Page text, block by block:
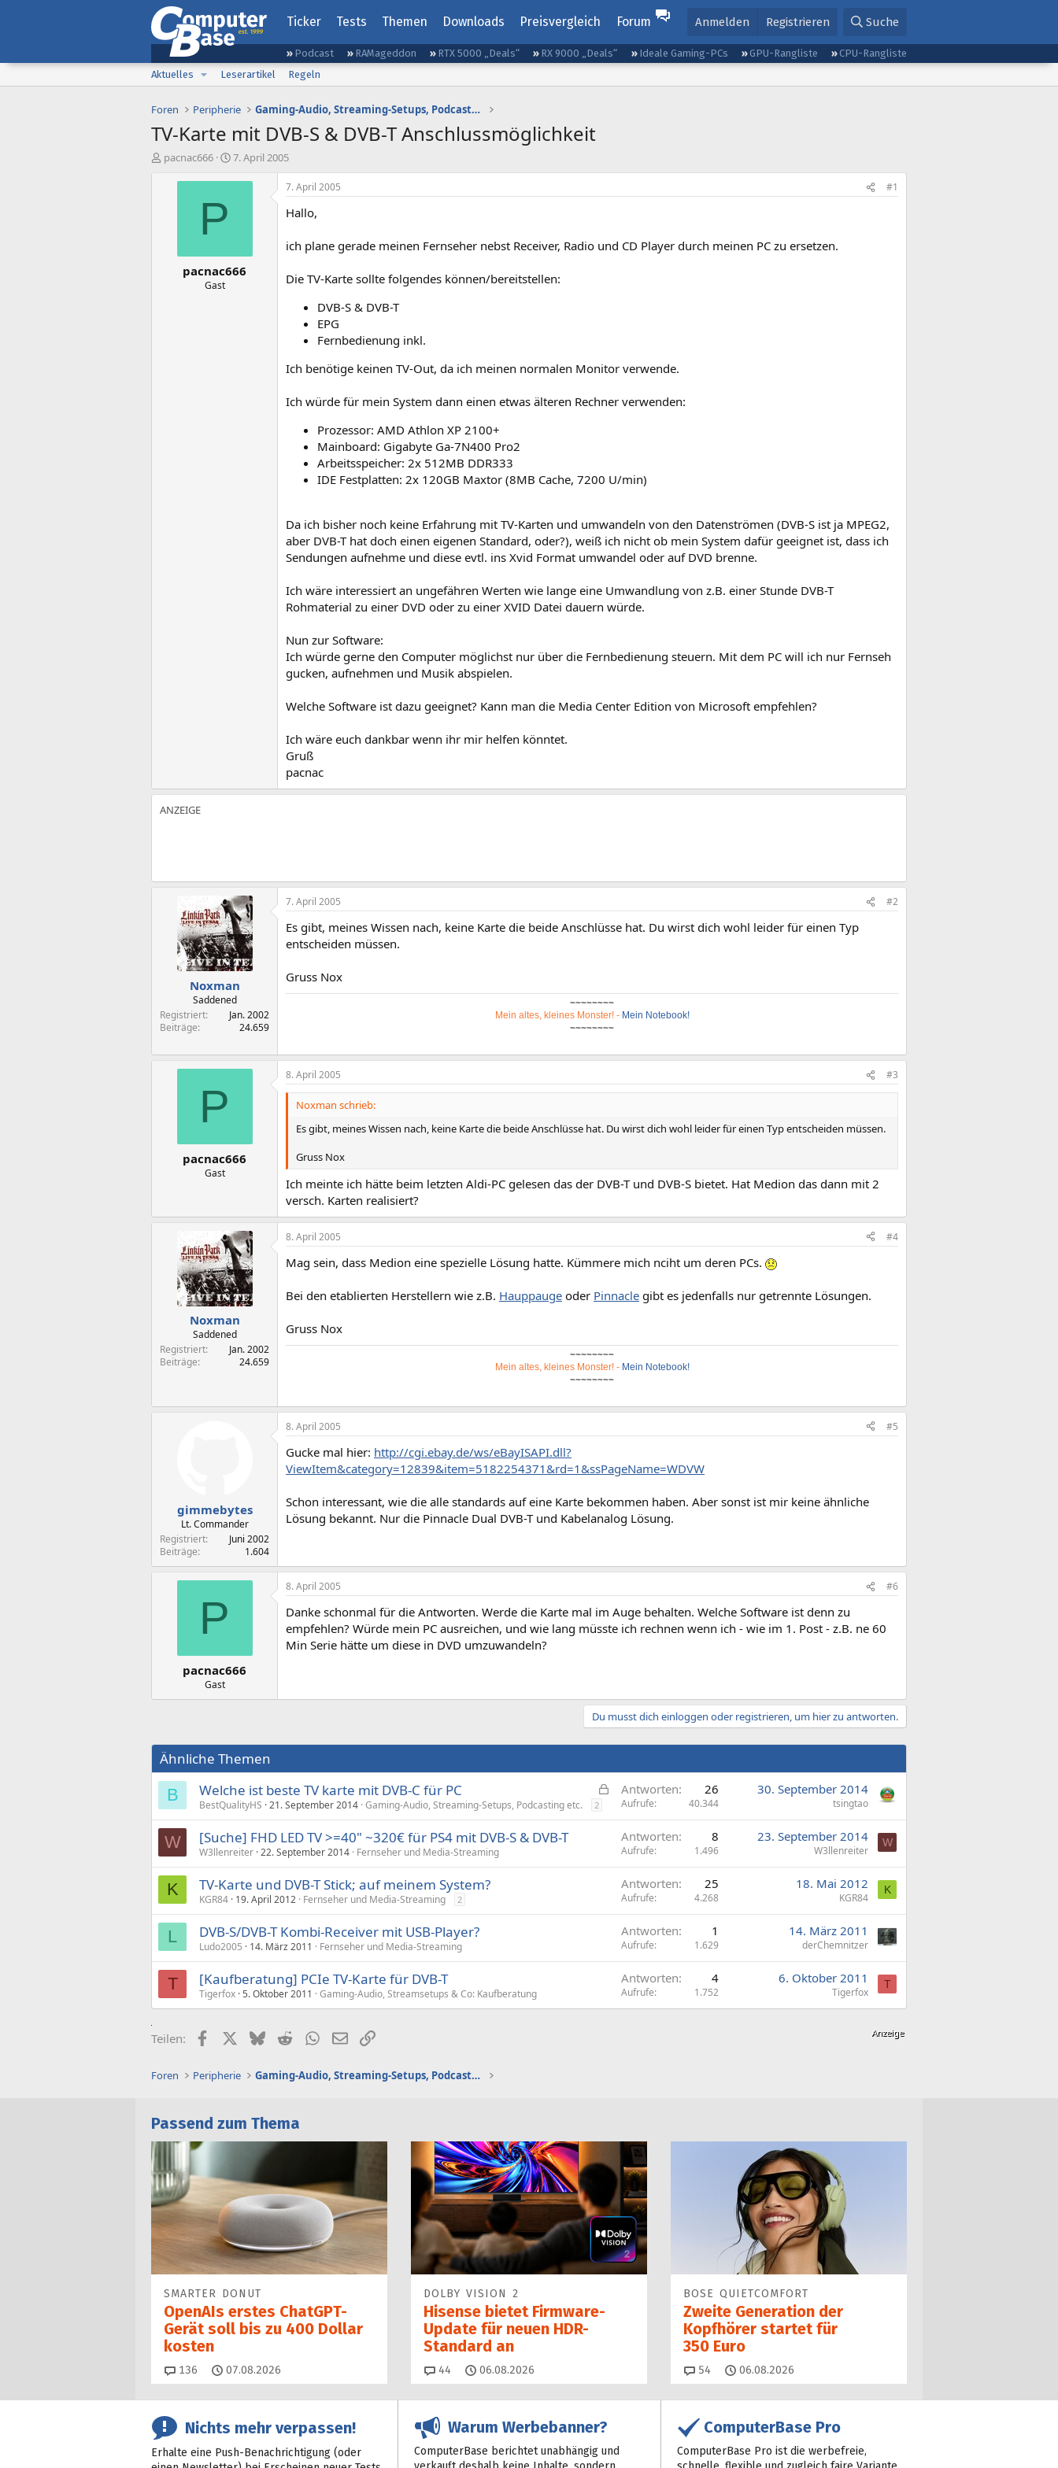
Ticker Tests Themen Downloads Preisvergleich Forum Anmelden Registrieren Suche
Podcast RAMageddon RTX 5000 „Deals“ RX 9000 „Deals“ Ideale Gaming-PCs GPU-Rangliste
CPU-Rangliste
Aktuelles
Leserartikel Regeln
Foren Peripherie Gaming-Audio, Streaming-Setups, Podcasting etc.
TV-Karte mit DVB-S & DVB-T Anschlussmöglichkeit
E
pacnac666
E
s
t
a
7. April 2005
P
pacnac666
Gast
7. April 2005 #1
Hallo,
ich plane gerade meinen Fernseher nebst Receiver, Radio und CD Player durch meinen PC zu ersetzen.
Die TV-Karte sollte folgendes können/bereitstellen:
DVB-S & DVB-T
EPG
Fernbedienung inkl.
Ich benötige keinen TV-Out, da ich meinen normalen Monitor verwende.
Ich würde für mein System dann einen etwas älteren Rechner verwenden:
Prozessor: AMD Athlon XP 2100+
Mainboard: Gigabyte Ga-7N400 Pro2
Arbeitsspeicher: 2x 512MB DDR333
IDE Festplatten: 2x 120GB Maxtor (8MB Cache, 7200 U/min)
Da ich bisher noch keine Erfahrung mit TV-Karten und umwandeln von den Datenströmen (DVB-S ist ja MPEG2,
aber DVB-T hat doch einen eigenen Standard, oder?), weiß ich nicht ob mein System dafür geeignet ist, dass ich
Sendungen aufnehme und diese evtl. ins Xvid Format umwandel oder auf DVD brenne.
Ich wäre interessiert an ungefähren Werten wie lange eine Umwandlung von z.B. einer Stunde DVB-T
Rohmaterial zu einer DVD oder zu einer XVID Datei dauern würde.
Nun zur Software:
Ich würde gerne den Computer möglichst nur über die Fernbedienung steuern. Mit dem PC will ich nur Fernseh
gucken, aufnehmen und Musik abspielen.
Welche Software ist dazu geeignet? Kann man die Media Center Edition von Microsoft empfehlen?
Ich wäre euch dankbar wenn ihr mir helfen könntet.
Gruß
pacnac
Noxman
Saddened
Registriert
Jan. 2002
Beiträge
24.659
7. April 2005 #2
Es gibt, meines Wissen nach, keine Karte die beide Anschlüsse hat. Du wirst dich wohl leider für einen Typ
entscheiden müssen.
Gruss Nox
~~~~~~~~
Mein altes, kleines Monster!- Mein Notebook!
~~~~~~~~
P
pacnac666
Gast
8. April 2005 #3
Noxman schrieb:
Es gibt, meines Wissen nach, keine Karte die beide Anschlüsse hat. Du wirst dich wohl leider für einen Typ entscheiden müssen.
Gruss Nox
Ich meinte ich hätte beim letzten Aldi-PC gelesen das der DVB-T und DVB-S bietet. Hat Medion das dann mit 2
versch. Karten realisiert?
Noxman
Saddened
Registriert
Jan. 2002
Beiträge
24.659
8. April 2005 #4
Mag sein, dass Medion eine spezielle Lösung hatte. Kümmere mich nciht um deren PCs.
Bei den etablierten Herstellern wie z.B. Hauppauge oder Pinnacle gibt es jedenfalls nur getrennte Lösungen.
Gruss Nox
~~~~~~~~
Mein altes, kleines Monster!- Mein Notebook!
~~~~~~~~
gimmebytes
Lt. Commander
Registriert
Juni 2002
Beiträge
1.604
8. April 2005 #5
Gucke mal hier: http://cgi.ebay.de/ws/eBayISAPI.dll?
ViewItem&category=12839&item=5182254371&rd=1&ssPageName=WDVW
Schon interessant, wie die alle standards auf eine Karte bekommen haben. Aber sonst ist mir keine ähnliche
Lösung bekannt. Nur die Pinnacle Dual DVB-T und Kabelanalog Lösung.
P
pacnac666
Gast
8. April 2005 #6
Danke schonmal für die Antworten. Werde die Karte mal im Auge behalten. Welche Software ist denn zu
empfehlen? Würde mein PC ausreichen, und wie lang müsste ich rechnen wenn ich - wie im 1. Post - z.B. ne 60
Min Serie hätte um diese in DVD umzuwandeln?
Du musst dich einloggen oder registrieren, um hier zu antworten.
Ähnliche Themen
B
G
s
r
Welche ist beste TV karte mit DVB-C für PC
BestQualityHS 21. September 2014 Gaming-Audio, Streaming-Setups, Podcasting etc. 2
Antworten 26
Aufrufe 40.344
30. September 2014
tsingtao
W [Suche] FHD LED TV >=40" ~320€ für PS4 mit DVB-S & DVB-T
W3llenreiter 22. September 2014 Fernseher und Media-Streaming
Antworten 8
Aufrufe 1.496
23. September 2014
W3llenreiter
W
K TV-Karte und DVB-T Stick; auf meinem System?
KGR84 19. April 2012 Fernseher und Media-Streaming 2
Antworten 25
Aufrufe 4.268
18. Mai 2012
KGR84
K
L DVB-S/DVB-T Kombi-Receiver mit USB-Player?
Ludo2005 14. März 2011 Fernseher und Media-Streaming
Antworten 1
Aufrufe 1.629
14. März 2011
derChemnitzer
T [Kaufberatung] PCIe TV-Karte für DVB-T
Tigerfox 5. Oktober 2011 Gaming-Audio, Streamsetups & Co: Kaufberatung
Antworten 4
Aufrufe 1.752
6. Oktober 2011
Tigerfox
T
Teilen: FacebookX (Twitter)
BlueskyRedditWhatsApp
E-MailLink
Foren Peripherie Gaming-Audio, Streaming-Setups, Podcasting etc.
Passend zum Thema
SMARTER DONUT
OpenAIs erstes ChatGPT-
Gerät soll bis zu 400 Dollar
kosten
136 Kommentare
07.08.2026
DOLBY VISION 2
Hisense bietet Firmware-
Update für neuen HDR-
Standard an
44 Kommentare
06.08.2026
BOSE QUIETCOMFORT
Zweite Generation der
Kopfhörer startet für
350 Euro
54 Kommentare
06.08.2026
Nichts mehr verpassen!
Erhalte eine Push-Benachrichtigung (oder
Warum Werbebanner?
ComputerBase berichtet unabhängig und
ComputerBase Pro
ComputerBase Pro ist die werbefreie,